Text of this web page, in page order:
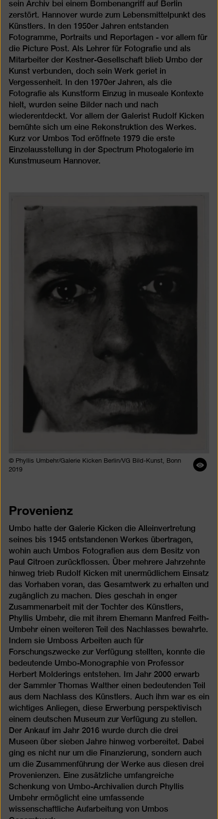
sein Archiv bei einem Bombenangriff auf Berlin
zerstört. Hannover wurde zum Lebensmittelpunkt des
Künstlers. In den 1950er Jahren entstanden
Fotogramme, Portraits und Reportagen - vor allem für
die Picture Post. Als Lehrer für Fotografie und als
Mitarbeiter der Kestner-Gesellschaft blieb Umbo der
Kunst verbunden, doch sein Werk geriet in
Vergessenheit. In den 1970er Jahren, als die
Fotografie als Kunstform Einzug in museale Kontexte
hielt, wurden seine Bilder nach und nach
wiederentdeckt. Vor allem der Galerist Rudolf Kicken
bemühte sich um eine Rekonstruktion des Werkes.
Kurz vor Umbos Tod eröffnete 1979 die erste
Einzelausstellung in der Spectrum Photogalerie im
Kunstmuseum Hannover.
© Phyllis Umbehr/Galerie Kicken Berlin/VG Bild-Kunst, Bonn
2019
Provenienz
Umbo hatte der Galerie Kicken die Alleinvertretung
seines bis 1945 entstandenen Werkes übertragen,
wohin auch Umbos Fotografien aus dem Besitz von
Paul Citroen zurückflossen. Über mehrere Jahrzehnte
hinweg trieb Rudolf Kicken mit unermüdlichem Einsatz
das Vorhaben voran, das Gesamtwerk zu erhalten und
zugänglich zu machen. Dies geschah in enger
Zusammenarbeit mit der Tochter des Künstlers,
Phyllis Umbehr, die mit ihrem Ehemann Manfred Feith-
Umbehr einen weiteren Teil des Nachlasses bewahrte.
Indem sie Umboss Arbeiten auch für
Forschungszwecke zur Verfügung stellten, konnte die
bedeutende Umbo-Monographie von Professor
Herbert Molderings entstehen. Im Jahr 2000 erwarb
der Sammler Thomas Walther einen bedeutenden Teil
aus dem Nachlass des Künstlers. Auch ihm war es ein
wichtiges Anliegen, diese Erwerbung perspektivisch
einem deutschen Museum zur Verfügung zu stellen.
Der Ankauf im Jahr 2016 wurde durch die drei
Museen über sieben Jahre hinweg vorbereitet. Dabei
ging es nicht nur um die Finanzierung, sondern auch
um die Zusammenführung der Werke aus diesen drei
Provenienzen. Eine zusätzliche umfangreiche
Schenkung von Umbo-Archivalien durch Phyllis
Umbehr ermöglicht eine umfassende
wissenschaftliche Aufarbeitung von Umbos